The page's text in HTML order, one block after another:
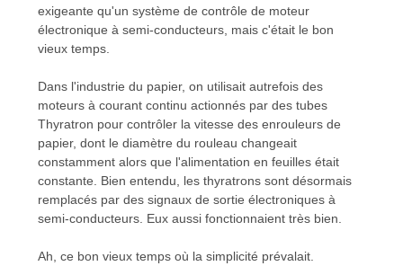
exigeante qu'un système de contrôle de moteur
électronique à semi-conducteurs, mais c'était le bon
vieux temps.
Dans l'industrie du papier, on utilisait autrefois des
moteurs à courant continu actionnés par des tubes
Thyratron pour contrôler la vitesse des enrouleurs de
papier, dont le diamètre du rouleau changeait
constamment alors que l'alimentation en feuilles était
constante. Bien entendu, les thyratrons sont désormais
remplacés par des signaux de sortie électroniques à
semi-conducteurs. Eux aussi fonctionnaient très bien.
Ah, ce bon vieux temps où la simplicité prévalait.